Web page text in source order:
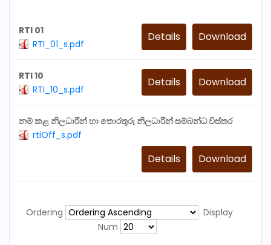
RTI 01
RTI_01_s.pdf
Download
Details
RTI 10
RTI_10_s.pdf
Download
Details
නම් කළ නිලධාරීන් හා තොරතුරු නිලධාරීන් සම්බන්ධ විස්තර
rtiOff_s.pdf
Download
Details
Ordering
Display
Num